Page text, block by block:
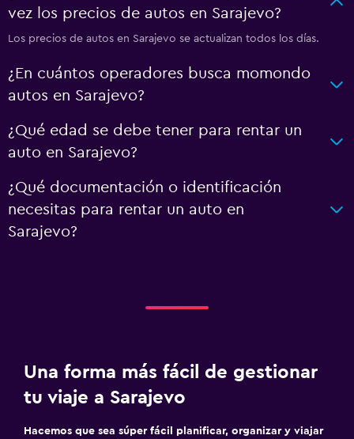
vez los precios de autos en Sarajevo?
Los precios de autos en Sarajevo se actualizan todos los días.
¿En cuántos operadores busca momondo
autos en Sarajevo?
¿Qué edad se debe tener para rentar un
auto en Sarajevo?
¿Qué documentación o identificación
necesitas para rentar un auto en
Sarajevo?
Una forma más fácil de gestionar
tu viaje a Sarajevo
Hacemos que sea súper fácil planificar, organizar y viajar